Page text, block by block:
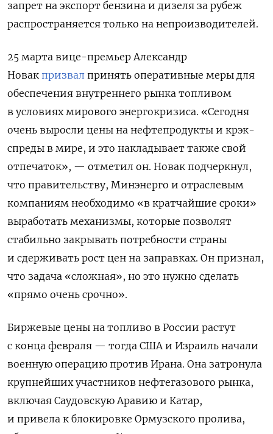
запрет на экспорт бензина и дизеля за рубеж
распространяется только на непроизводителей.
25 марта вице-премьер Александр
Новак призвал принять оперативные меры для
обеспечения внутреннего рынка топливом
в условиях мирового энергокризиса. «Сегодня
очень выросли цены на нефтепродукты и крэк-
спреды в мире, и это накладывает также свой
отпечаток», — отметил он. Новак подчеркнул,
что правительству, Минэнерго и отраслевым
компаниям необходимо «в кратчайшие сроки»
выработать механизмы, которые позволят
стабильно закрывать потребности страны
и сдерживать рост цен на заправках. Он признал,
что задача «сложная», но это нужно сделать
«прямо очень срочно».
Биржевые цены на топливо в России растут
с конца февраля — тогда США и Израиль начали
военную операцию против Ирана. Она затронула
крупнейших участников нефтегазового рынка,
включая Саудовскую Аравию и Катар,
и привела к блокировке Ормузского пролива,